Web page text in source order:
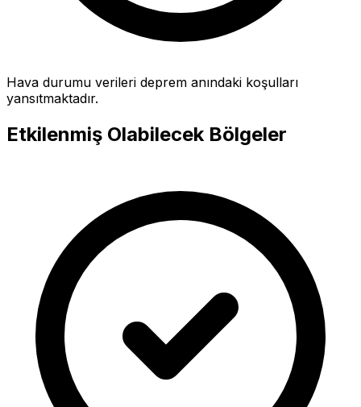
Hava durumu verileri deprem anındaki koşulları
yansıtmaktadır.
Etkilenmiş Olabilecek Bölgeler